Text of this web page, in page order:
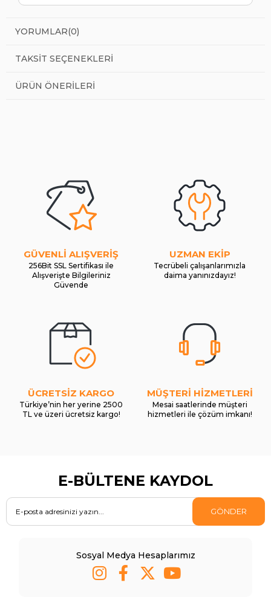
YORUMLAR(0)
TAKSIT SEÇENEKLERI
ÜRÜN ÖNERILERI
GÜVENLİ ALIŞVERİŞ
256Bit SSL Sertifikası ile
Alışverişte Bilgileriniz
Güvende
UZMAN EKİP
Tecrübeli çalışanlarımızla
daima yanınızdayız!
ÜCRETSİZ KARGO
Türkiye’nin her yerine 2500
TL ve üzeri ücretsiz kargo!
MÜŞTERİ HİZMETLERİ
Mesai saatlerinde müşteri
hizmetleri ile çözüm imkanı!
E-BÜLTENE KAYDOL
GÖNDER
Sosyal Medya Hesaplarımız